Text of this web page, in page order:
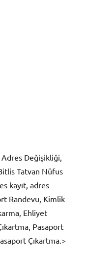
Değişikliği,
Tatvan Nüfus
kayıt, adres
Randevu, Kimlik
Ehliyet
Pasaport
Çıkartma.>